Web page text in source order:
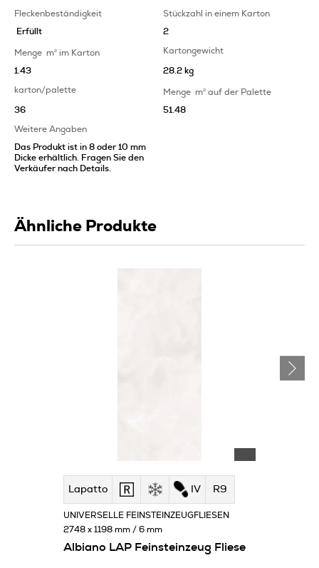
Fleckenbeständigkeit
Erfüllt
Stückzahl in einem Karton
2
Menge m2 im Karton
1.43
Kartongewicht
28.2 kg
karton/palette
36
Mengem2 auf der Palette
51.48
Weitere Angaben
Das Produkt ist in 8 oder 10 mm
Dicke erhältlich. Fragen Sie den
Verkäufer nach Details.
Ähnliche Produkte
Lapatto IV R9
Albiano LAP Feinsteinzeug Fliese
UNIVERSELLE FEINSTEINZEUGFLIESEN
2748 x 1198 mm / 6 mm